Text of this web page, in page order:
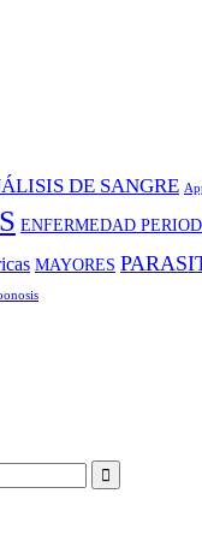
DE SANGRE
ENFERMEDAD
MAYORES
